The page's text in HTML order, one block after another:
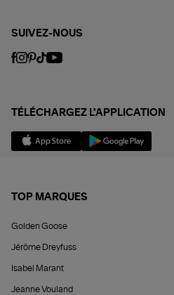
SUIVEZ-NOUS
TÉLÉCHARGEZ L'APPLICATION
TOP MARQUES
Golden Goose
Jérôme Dreyfuss
Isabel Marant
Jeanne Vouland